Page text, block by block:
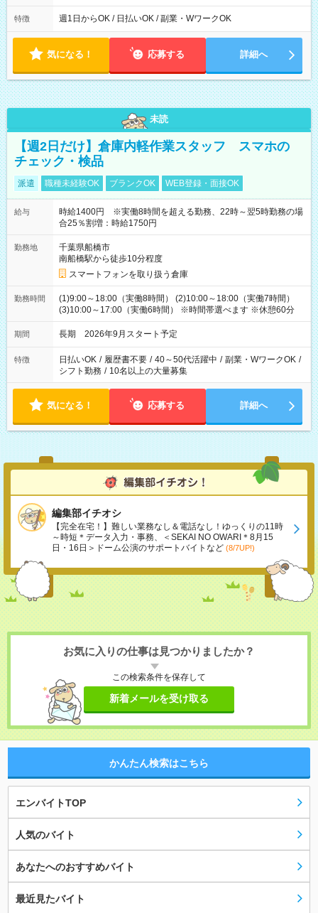
実働時間：1-5時間 └上記の時間帯内であれば、いつでも勤務可
能！ └平日・土曜日の中で、お好きな曜日でご勤務いただけま
18:00 などのように、自由な働き方が可能なお仕事です！
特徴 週1日からOK / 日払いOK / 副業・WワークOK
気になる！ 応募する 詳細へ
未読
【週2日だけ】倉庫内軽作業スタッフ スマホの
チェック・検品
派遣 職種未経験OK ブランクOK WEB登録・面接OK
給与
時給1400円 ※実働8時間を超える勤務、22時～翌5時勤務の場
合25％割増：時給1750円
勤務地
千葉県船橋市
南船橋駅から徒歩10分程度
スマートフォンを取り扱う倉庫
勤務時間
(1)9:00～18:00（実働8時間） (2)10:00～18:00（実働7時間）
(3)10:00～17:00（実働6時間） ※時間帯選べます ※休憩60分
期間 長期 2026年9月スタート予定
特徴 日払いOK / 履歴書不要 / 40～50代活躍中 / 副業・WワークOK /
シフト勤務 / 10名以上の大量募集
気になる！ 応募する 詳細へ
編集部イチオシ
【完全在宅！】難しい業務なし＆電話なし！ゆっくりの11時
～時短＊データ入力・事務、＜SEKAI NO OWARI＊8月15
日・16日＞ドーム公演のサポートバイトなど (8/7UP!)
お気に入りの仕事は見つかりましたか？
この検索条件を保存して
新着メールを受け取る
かんたん検索はこちら
エンバイトTOP
人気のバイト
あなたへのおすすめバイト
最近見たバイト